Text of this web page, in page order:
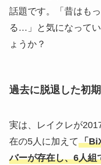
話題です。「昔はも
る…」と気になって
ょうか？
過去に脱退した初
実は、レイクレが
在の5人に加えて「
バーが存在し、6人組